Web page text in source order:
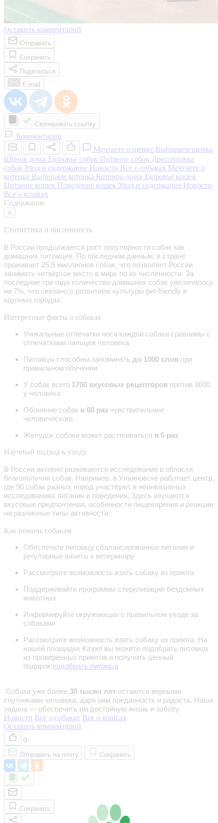
Оставить комментарий
Отправить
Сохранить
Поделиться
E-mail
Скопировать ссылку
Комментарии
Мечтаете о щенке Выбираем щенка
Щенок дома Здоровье собак Питание собак Дрессировка
собак Уход и содержание Новости Все о собаках Мечтаете о
котенке Выбираем котенка Котенок дома Здоровье кошек
Питание кошек Поведение кошек Уход и содержание Новости
Все о кошках
Содержание
Статистика и численность
В России продолжается рост популярности собак как
домашних питомцев. По последним данным, в стране
проживает 25,5 миллионов собак, что позволяет России
занимать четвёртое место в мире по их численности. За
последние три года количество домашних собак увеличилось
на 7%, что связано с развитием культуры pet-friendl y в
крупных городах.
Интересные факты о собаках
Уникальные отпечатки носа каждой собаки сравнимы с
отпечатками пальцев человека
Питомцы способны запоминать до 1000 слов при
правильном обучении
У собак всего 1700 вкусовых рецепторов против 9000
у человека
Обоняние собак в 60 раз чувствительнее
человеческого
Желудок собаки может растягиваться в 6 раз
Научный подход к уходу
В России активно развиваются исследования в области
благополучия собак. Например, в Ульяновске работает центр,
где 90 собак разных пород участвуют в неинвазивных
исследованиях питания и поведения. Здесь изучаются
вкусовые предпочтения, особенности пищеварения и реакции
на различные типы активности.
Как помочь собакам
Обеспечьте питомцу сбалансированное питание и
регулярные визиты к ветеринару
Рассмотрите возможность взять собаку из приюта
Поддерживайте программы стерилизации бездомных
животных
Информируйте окружающих о правильном уходе за
собаками
Рассмотрите возможность взять собаку из приюта. На
нашей площадке Kinpet вы можете подобрать питомца
из проверенных приютов и получить ценный
подарок:подобрать питомца
Собаки уже более 30 тысяч лет остаются верными
спутниками человека, даря нам преданность и радость. Наша
задача — обеспечить им достойную жизнь и заботу.
Новости Все о собаках Все о кошках
Оставить комментарий
0
Отправить на почту Сохранить
Сохранить